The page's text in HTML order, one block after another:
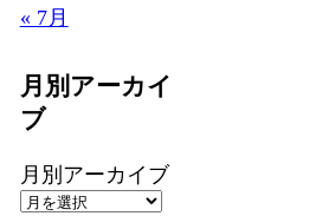
« 7月
月別アーカイ
ブ
月別アーカイブ